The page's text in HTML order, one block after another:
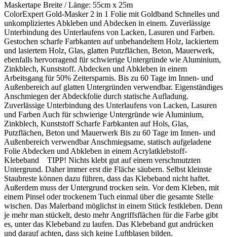
Maskertape Breite / Länge: 55cm x 25m
ColorExpert Gold-Masker 2 in 1 Folie mit Goldband Schnelles und
unkompliziertes Abkleben und Abdecken in einem. Zuverlässige
Unterbindung des Unterlaufens von Lacken, Lasuren und Farben.
Gestochen scharfe Farbkanten auf unbehandeltem Holz, lackiertem
und lasiertem Holz, Glas, glatten Putzflächen, Beton, Mauerwerk,
ebenfalls hervorragend für schwierige Untergründe wie Aluminium,
Zinkblech, Kunststoff. Abdecken und Abkleben in einem
Arbeitsgang für 50% Zeitersparnis. Bis zu 60 Tage im Innen- und
Außenbereich auf glatten Untergründen verwendbar. Eigenständiges
Anschmiegen der Abdeckfolie durch statische Aufladung.
Zuverlässige Unterbindung des Unterlaufens von Lacken, Lasuren
und Farben Auch für schwierige Untergründe wie Aluminium,
Zinkblech, Kunststoff Scharfe Farbkanten auf Hols, Glas,
Putzflächen, Beton und Mauerwerk Bis zu 60 Tage im Innen- und
Außenbereich verwendbar Anschmiegsame, statisch aufgeladene
Folie Abdecken und Abkleben in einem Acrylatklebstoff-
Klebeband TIPP! Nichts klebt gut auf einem verschmutzten
Untergrund. Daher immer erst die Fläche säubern. Selbst kleinste
Staubreste können dazu führen, dass das Klebeband nicht haftet.
Außerdem muss der Untergrund trocken sein. Vor dem Kleben, mit
einem Pinsel oder trockenem Tuch einmal über die gesamte Stelle
wischen. Das Malerband möglichst in einem Stück festkleben. Denn
je mehr man stückelt, desto mehr Angriffsflächen für die Farbe gibt
es, unter das Klebeband zu laufen. Das Klebeband gut andrücken
und darauf achten, dass sich keine Luftblasen bilden.